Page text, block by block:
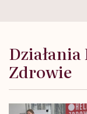
Zdrowie